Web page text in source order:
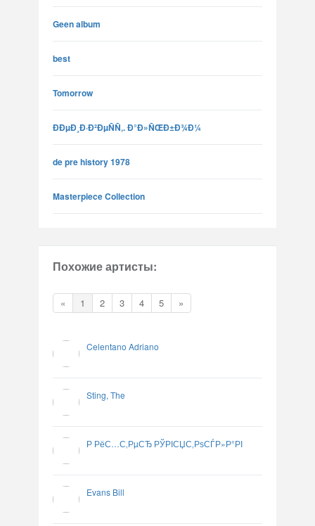
Geen album
best
Tomorrow
ÐÐµÐ¸Ð·Ð²ÐµÑÑ‚. Ð°Ð»ÑŒÐ±Ð¾Ð¼
de pre history 1978
Masterpiece Collection
Похожие артисты:
« 1 2 3 4 5 »
Celentano Adriano
Sting, The
Р РёС…С‚РµСЂ РЎРІСЏС‚РѕСЃР»Р°РІ
Evans Bill